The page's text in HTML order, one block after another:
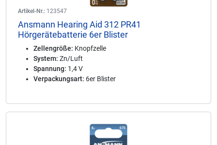
Artikel-Nr.: 123547
Ansmann Hearing Aid 312 PR41
Hörgerätebatterie 6er Blister
Zellengröße: Knopfzelle
System: Zn/Luft
Spannung: 1,4 V
Verpackungsart: 6er Blister